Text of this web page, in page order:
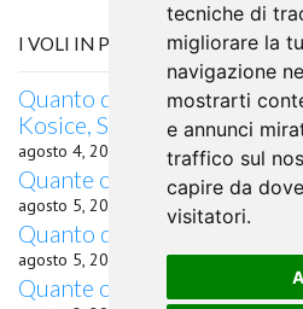
tecniche di
migliorare la
navigazione
mostrarti
e annunci
traffico sul
capire da
visitatori.
I VOLI IN PARTENZA DA
Quanto dura il volo da
Kosice, Spagna
agosto 4, 2026
Quante ore di volo da
agosto 5, 2026
Quanto dura il volo in aereo
agosto 5, 2026
Quante ore di volo da